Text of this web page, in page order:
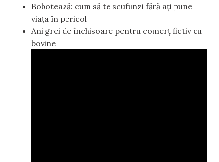
Bobotează: cum să te scufunzi fără ați pune
viața în pericol
Ani grei de închisoare pentru comerț fictiv cu
bovine